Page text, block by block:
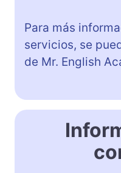
Para más
servicios, se
de Mr. English